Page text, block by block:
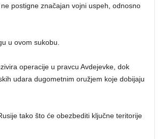
postigne značajan vojni uspeh, odnosno
u ovom sukobu.
operacije u pravcu Avdejevke, dok
udara dugometnim oružjem koje dobijaju
tako što će obezbediti ključne teritorije